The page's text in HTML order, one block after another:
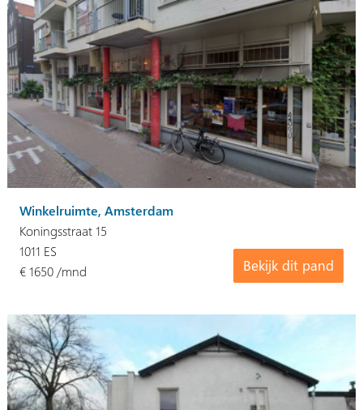
Winkelruimte, Amsterdam
Koningsstraat 15
Bekijk dit pand
1011 ES
€ 1650 /mnd